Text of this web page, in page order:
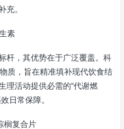
充。
素
，其优势在于广泛覆盖。科
质，旨在精准填补现代饮食结
理活动提供必需的“代谢燃
日常保障。
复合片